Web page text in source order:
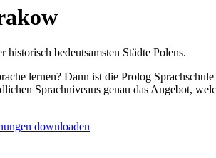
bedeutsamsten Städte Polens.
lernen? Dann ist die Prolog
Sprachniveaus genau das Angebot,
downloaden